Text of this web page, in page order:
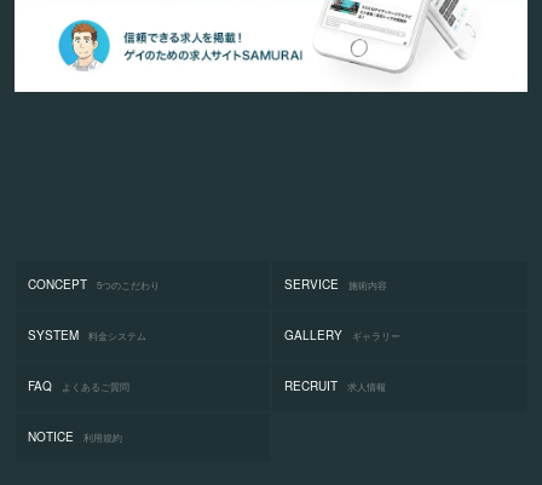
CONCEPT 5つのこだわり SERVICE 施術内容
SYSTEM 料金システム GALLERY ギャラリー
FAQ よくあるご質問 RECRUIT 求人情報
NOTICE 利用規約